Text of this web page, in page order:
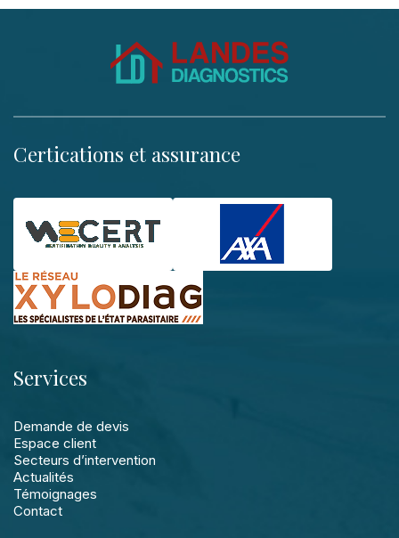
Certications et assurance
Services
Demande de devis
Espace client
Secteurs d’intervention
Actualités
Témoignages
Contact